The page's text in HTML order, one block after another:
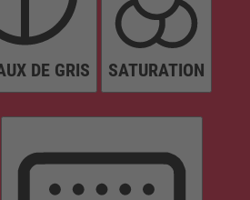
DE GRIS SATURATION